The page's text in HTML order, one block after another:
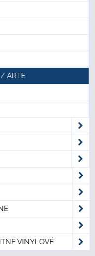
ARTE
VINYLOVÉ